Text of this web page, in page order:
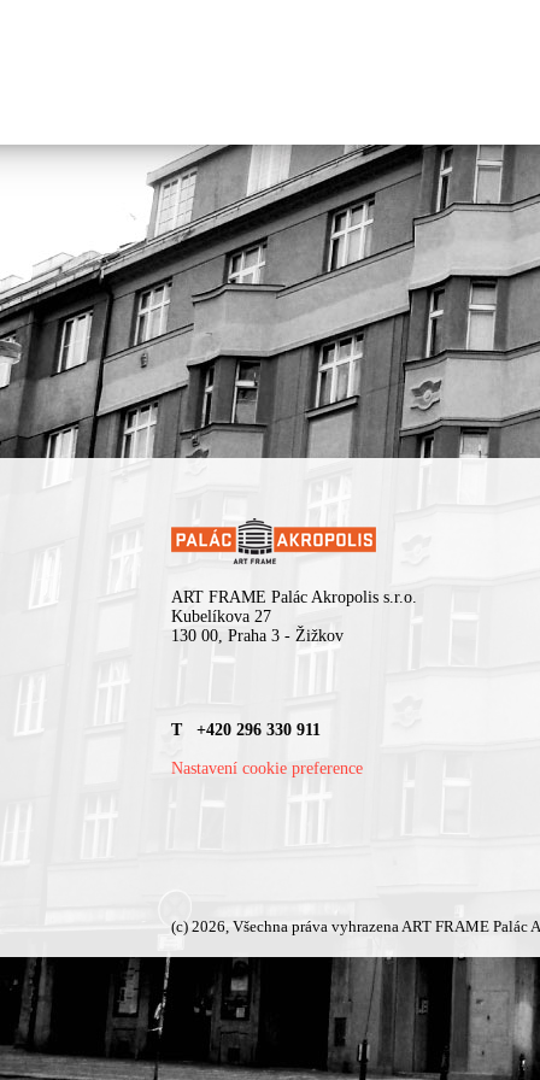
svou autorskou tvorbou na poli performativního umění potřebu
pozornost k tématům kulturní a etnické identity a demokratizovat
akademické vědění.
Ve své umělecké praxi se Angela zaměřuje na etnickou a kulturní
identitu, zejména u lidí se smíšeným původem. Prostřednictvím
fyzického divadla, tance, vyprávění příběhů, módy a hudby
sounáležitost, rasovou dynamiku a výzvy, kterým čelí míšenci
při vytváření příslušnosti k české společnosti. Jejím cílem je
oblasti – antropologický výzkum a divadlo. Vzhledem k tomu, že
jsou omezeny na specifické prostory a sociální bubliny, je Angely
tyto světy propojit, demokratizovat znalosti a podpořit hlubší
porozumění mezi lidmi z různých etnických a kulturních
délka představení: 55 minut
ART FRAME Palác Akropolis s.r.o.
Kubelíkova 27
130 00, Praha 3 - Žižkov
T +420 296 330 911
Nastavení cookie preference
(c) 2026, Všechna práva vyhrazena ART FRAME Palác